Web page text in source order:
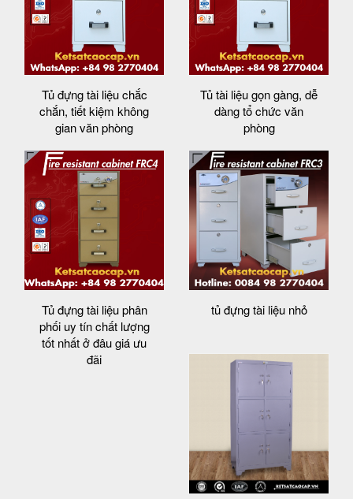
Tủ đựng tài liệu chắc
chắn, tiết kiệm không
gian văn phòng
Tủ tài liệu gọn gàng, dễ
dàng tổ chức văn
phòng
Tủ đựng tài liệu phân
phối uy tín chất lượng
tốt nhất ở đâu giá ưu
đãi
tủ đựng tài liệu nhỏ